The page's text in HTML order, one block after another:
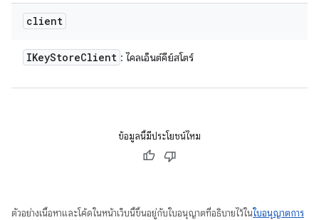
client
IKeyStoreClient : ไคลเอ็นต์คีย์สโตร์
ข้อมูลนี้มีประโยชน์ไหม
ตัวอย่างเนื้อหาและโค้ดในหน้าเว็บนี้ขึ้นอยู่กับใบอนุญาตที่อธิบายไว้ในใบอนุญาตการ